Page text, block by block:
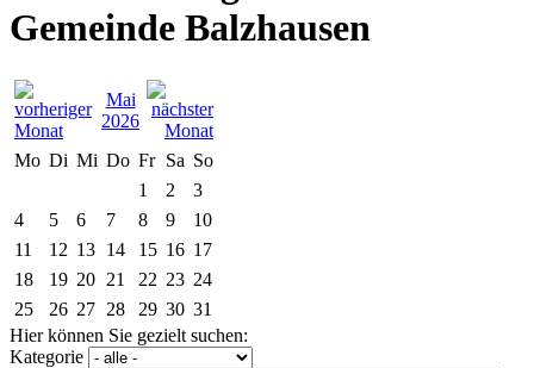
Gemeinde Balzhausen
Mai
2026
Mo Di Mi Do Fr Sa So
1
2
3
4
5 6 7 8 9
10
11
12 13 14 15 16 17
18
19 20 21 22 23 24
25
26 27 28 29 30 31
Hier können Sie gezielt suchen:
Kategorie